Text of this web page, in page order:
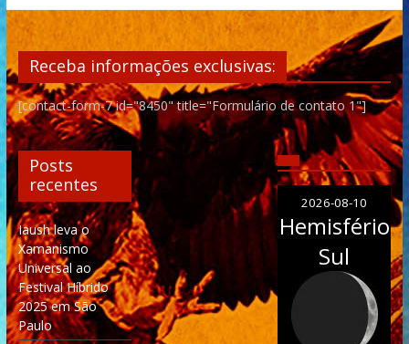
Receba informações exclusivas:
[contact-form-7 id="8450" title="Formulário de contato 1"]
Posts
recentes
Iaush leva o
Xamanismo
Universal ao
Festival Híbrido
2025 em São
Paulo
2026-08-10
Hemisfério
Sul